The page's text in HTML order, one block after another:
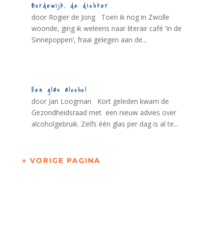
Bordewijk, de dichter
door Rogier de Jong Toen ik nog in Zwolle
woonde, ging ik weleens naar literair café ‘In de
Sinnepoppen’, fraai gelegen aan de...
Een glas alcohol
door Jan Loogman Kort geleden kwam de
Gezondheidsraad met een nieuw advies over
alcoholgebruik. Zelfs één glas per dag is al te...
« VORIGE PAGINA